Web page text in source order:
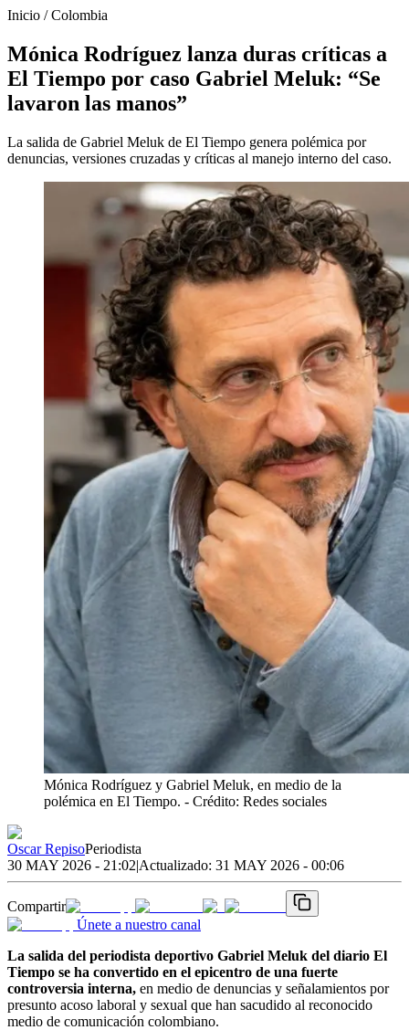
Inicio /Colombia
Mónica Rodríguez lanza duras críticas a
El Tiempo por caso Gabriel Meluk: “Se
lavaron las manos”
La salida de Gabriel Meluk de El Tiempo genera polémica por
denuncias, versiones cruzadas y críticas al manejo interno del caso.
Mónica Rodríguez y Gabriel Meluk, en medio de la
polémica en El Tiempo. - Crédito: Redes sociales
Oscar RepisoPeriodista
30 MAY 2026 - 21:02|Actualizado: 31 MAY 2026 - 00:06
Compartir
Únete a nuestro canal
La salida del periodista deportivo Gabriel Meluk del diario El
Tiempo se ha convertido en el epicentro de una fuerte
controversia interna, en medio de denuncias y señalamientos por
presunto acoso laboral y sexual que han sacudido al reconocido
medio de comunicación colombiano.